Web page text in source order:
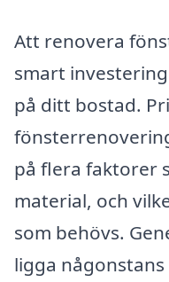
Att renovera
smart
på ditt bostad.
på flera faktorer
material, och
som behövs.
ligga någonstans